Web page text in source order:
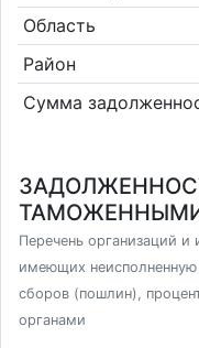
Область
Район
Сумма
Перечень организаций
имеющих неисполненную
сборов (пошлин),
органами